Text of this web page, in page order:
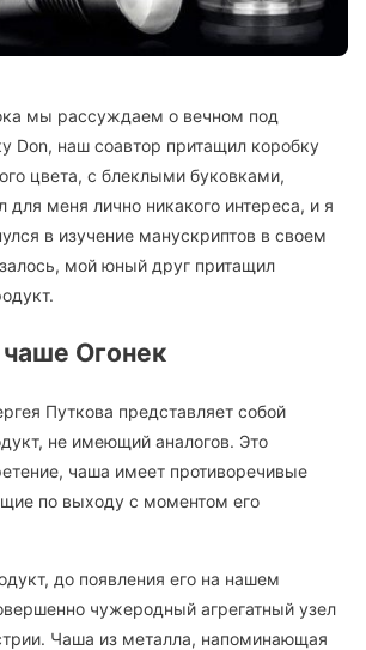
мы рассуждаем о вечном под
Don, наш соавтор притащил коробку
цвета, с блеклыми буковками,
для меня лично никакого интереса, и я
в изучение манускриптов в своем
мой юный друг притащил
Огонек
Путкова представляет собой
не имеющий аналогов. Это
чаша имеет противоречивые
по выходу с моментом его
до появления его на нашем
чужеродный агрегатный узел
Чаша из металла, напоминающая